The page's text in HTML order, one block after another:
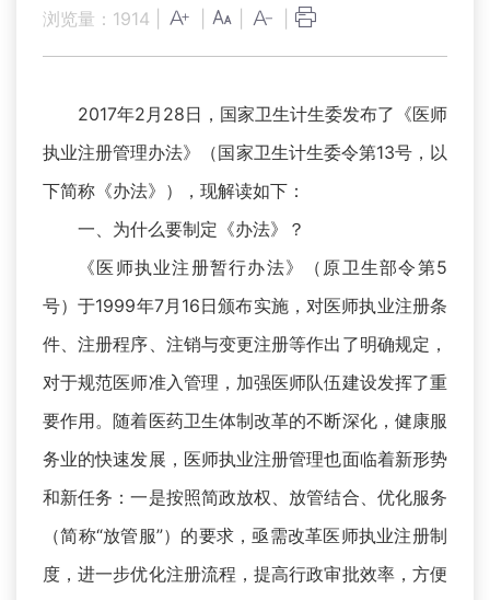
浏览量： 1914
2017年2月28日，国家卫生计生委发布了《医师
执业注册管理办法》（国家卫生计生委令第13号，以
下简称《办法》），现解读如下：
一、为什么要制定《办法》？
《医师执业注册暂行办法》（原卫生部令第5
号）于1999年7月16日颁布实施，对医师执业注册条
件、注册程序、注销与变更注册等作出了明确规定，
对于规范医师准入管理，加强医师队伍建设发挥了重
要作用。随着医药卫生体制改革的不断深化，健康服
务业的快速发展，医师执业注册管理也面临着新形势
和新任务：一是按照简政放权、放管结合、优化服务
（简称“放管服”）的要求，亟需改革医师执业注册制
度，进一步优化注册流程，提高行政审批效率，方便